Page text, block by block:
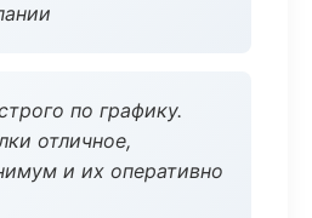
по графику.
отличное,
и их оперативно